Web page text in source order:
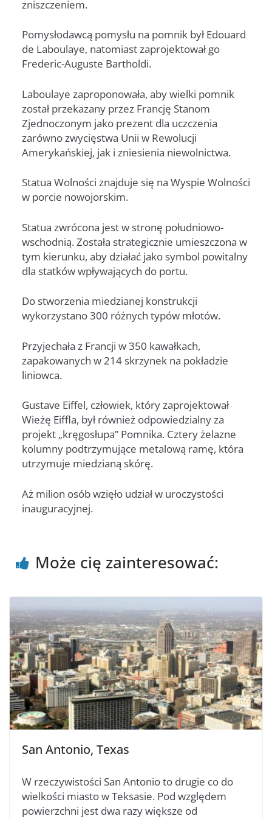
zniszczeniem.
Pomysłodawcą pomysłu na pomnik był Edouard
de Laboulaye, natomiast zaprojektował go
Frederic-Auguste Bartholdi.
Laboulaye zaproponowała, aby wielki pomnik
został przekazany przez Francję Stanom
Zjednoczonym jako prezent dla uczczenia
zarówno zwycięstwa Unii w Rewolucji
Amerykańskiej, jak i zniesienia niewolnictwa.
Statua Wolności znajduje się na Wyspie Wolności
w porcie nowojorskim.
Statua zwrócona jest w stronę południowo-
wschodnią. Została strategicznie umieszczona w
tym kierunku, aby działać jako symbol powitalny
dla statków wpływających do portu.
Do stworzenia miedzianej konstrukcji
wykorzystano 300 różnych typów młotów.
Przyjechała z Francji w 350 kawałkach,
zapakowanych w 214 skrzynek na pokładzie
liniowca.
Gustave Eiffel, człowiek, który zaprojektował
Wieżę Eiffla, był również odpowiedzialny za
projekt „kręgosłupa” Pomnika. Cztery żelazne
kolumny podtrzymujące metalową ramę, która
utrzymuje miedzianą skórę.
Aż milion osób wzięło udział w uroczystości
inauguracyjnej.
Może cię zainteresować:
San Antonio, Texas
W rzeczywistości San Antonio to drugie co do
wielkości miasto w Teksasie. Pod względem
powierzchni jest dwa razy większe od